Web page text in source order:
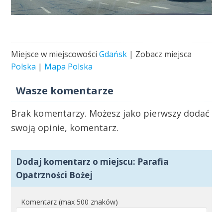
Miejsce w miejscowościGdańsk | Zobacz miejsca
Polska | Mapa Polska
Wasze komentarze
Brak komentarzy. Możesz jako pierwszy dodać
swoją opinie, komentarz.
Dodaj komentarz o miejscu: Parafia
Opatrzności Bożej
Komentarz (max 500 znaków)